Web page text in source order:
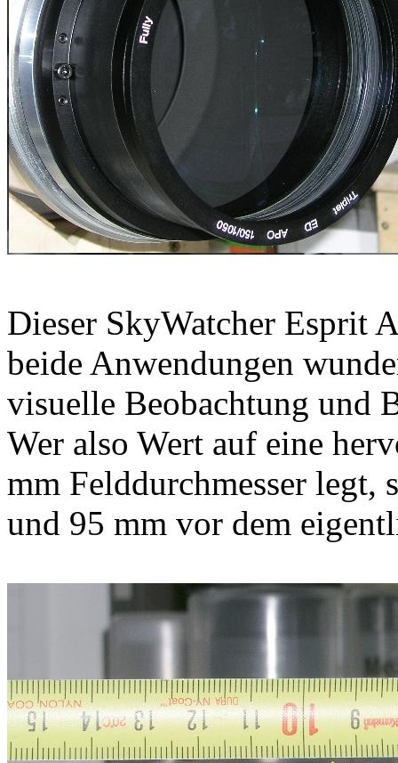
Dieser SkyWatcher Esprit
beide Anwendungen
visuelle Beobachtung und
Wer also Wert auf eine
mm Felddurchmesser legt,
und 95 mm vor dem